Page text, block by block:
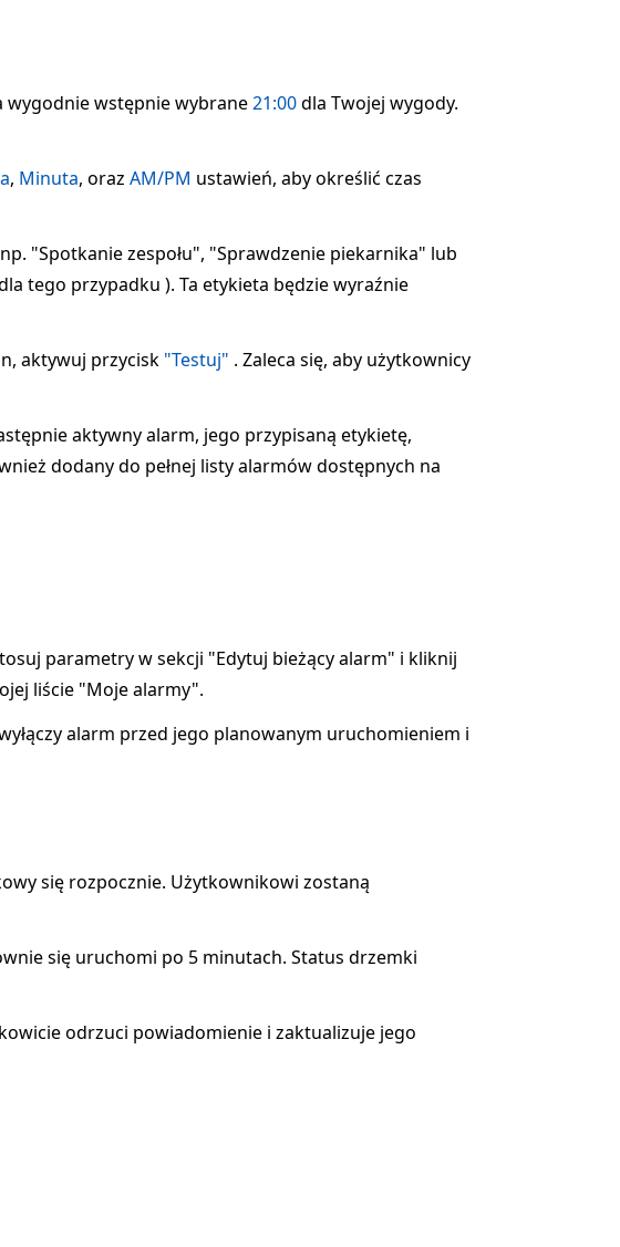
wygodnie wstępnie wybrane21:00dla Twojej wygody.
, Minuta, oraz AM/PM ustawień, aby określić czas
"Spotkanie zespołu", "Sprawdzenie piekarnika" lub
tego przypadku ). Ta etykieta będzie wyraźnie
aktywuj przycisk "Testuj" . Zaleca się, aby użytkownicy
aktywny alarm, jego przypisaną etykietę,
dodany do pełnej listy alarmów dostępnych na
parametry w sekcji "Edytuj bieżący alarm" i kliknij
liście "Moje alarmy".
alarm przed jego planowanym uruchomieniem i
się rozpocznie. Użytkownikowi zostaną
się uruchomi po 5 minutach. Status drzemki
odrzuci powiadomienie i zaktualizuje jego